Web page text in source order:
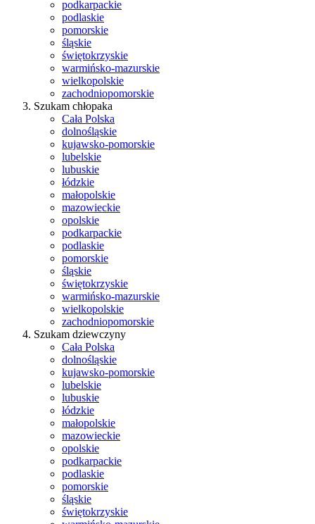
podkarpackie
podlaskie
pomorskie
śląskie
świętokrzyskie
warmińsko-mazurskie
wielkopolskie
zachodniopomorskie
Szukam chłopaka
Cała Polska
dolnośląskie
kujawsko-pomorskie
lubelskie
lubuskie
łódzkie
małopolskie
mazowieckie
opolskie
podkarpackie
podlaskie
pomorskie
śląskie
świętokrzyskie
warmińsko-mazurskie
wielkopolskie
zachodniopomorskie
Szukam dziewczyny
Cała Polska
dolnośląskie
kujawsko-pomorskie
lubelskie
lubuskie
łódzkie
małopolskie
mazowieckie
opolskie
podkarpackie
podlaskie
pomorskie
śląskie
świętokrzyskie